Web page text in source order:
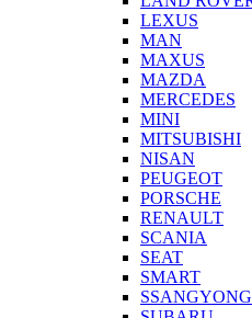
LEXUS
MAN
MAXUS
MAZDA
MERCEDES
MINI
MITSUBISHI
NISAN
PEUGEOT
PORSCHE
RENAULT
SCANIA
SEAT
SMART
SSANGYONG